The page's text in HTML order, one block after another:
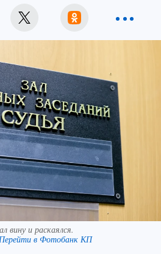
вину и раскаялся.
Перейти в Фотобанк КП